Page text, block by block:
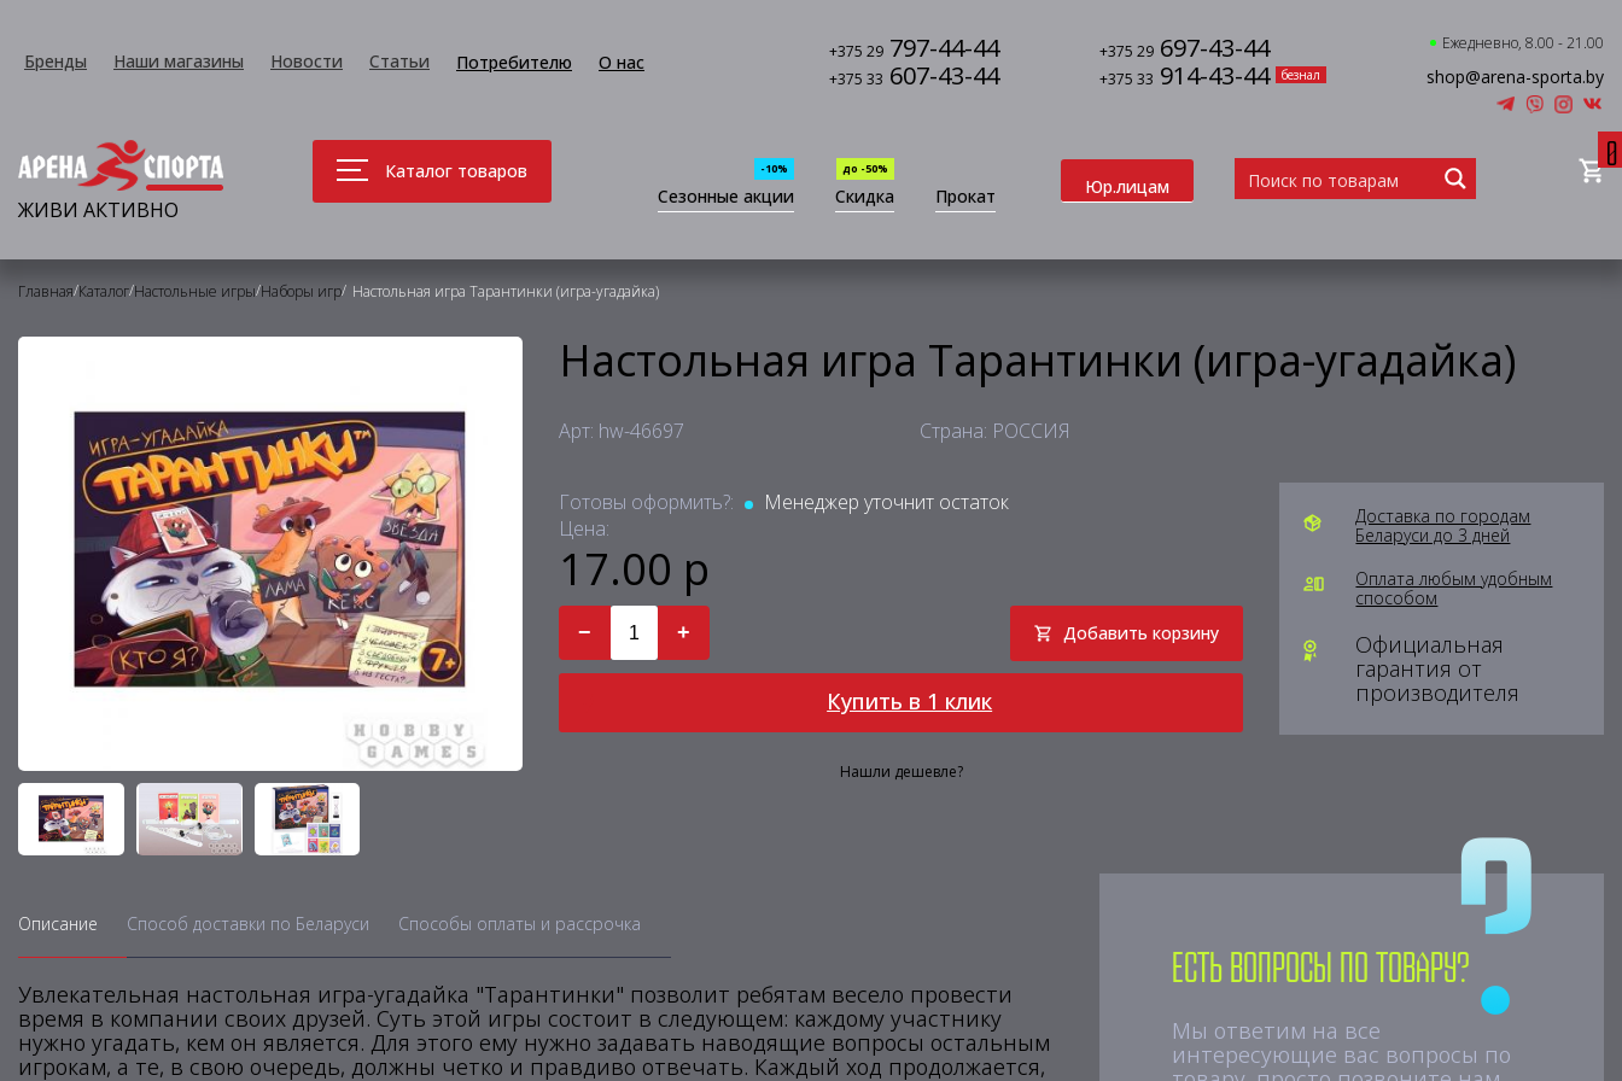
Бренды Наши магазины Новости Статьи Потребителю О нас +375 29 797-44-44 +375 29 697-43-44
+375 33 607-43-44 +375 33 914-43-44 безнал
Ежедневно, 8.00 - 21.00
shop@arena-sporta.by
ЖИВИ АКТИВНО
Каталог товаров
Сезонные акции
-10%
Скидка
до -50%
Прокат Юр.лицам
0
Главная/Каталог/Настольные игры/Наборы игр/ Настольная игра Тарантинки (игра-угадайка)
Настольная игра Тарантинки (игра-угадайка)
Арт: hw-46697 Страна: РОССИЯ
Готовы оформить?:
Менеджер уточнит остаток
Цена:
17.00 р
− + Добавить корзину
Купить в 1 клик
Нашли дешевле?
Доставка по городам
Беларуси до 3 дней
Оплата любым удобным
способом
Официальная
гарантия от
производителя
Описание Способ доставки по Беларуси Способы оплаты и рассрочка
Увлекательная настольная игра-угадайка "Тарантинки" позволит ребятам весело провести
время в компании своих друзей. Суть этой игры состоит в следующем: каждому участнику
нужно угадать, кем он является. Для этого ему нужно задавать наводящие вопросы остальным
игрокам, а те, в свою очередь, должны четко и правдиво отвечать. Каждый ход продолжается,
Есть вопросы по товару?
Мы ответим на все
интересующие вас вопросы по